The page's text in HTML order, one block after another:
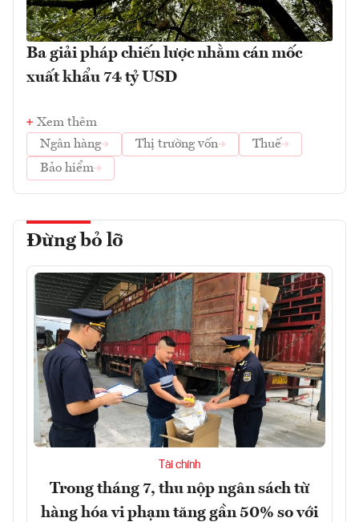
Ba giải pháp chiến lược nhằm cán mốc
xuất khẩu 74 tỷ USD
Xem thêm
Ngân hàng
Thị trường vốn
Thuế
Bảo hiểm
Đừng bỏ lỡ
Tài chính
Trong tháng 7, thu nộp ngân sách từ
hàng hóa vi phạm tăng gần 50% so với